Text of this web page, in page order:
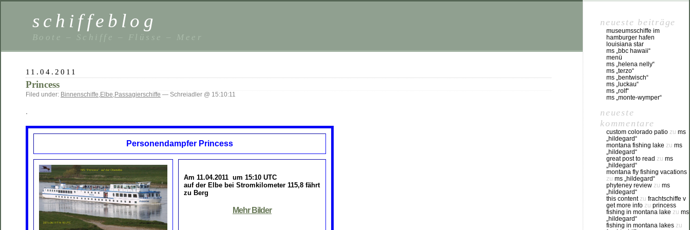
schiffeblog
Boote – Schiffe – Flüsse – Meer
11.04.2011
Princess
Filed under: Binnenschiffe,Elbe,Passagierschiffe — Schreiadler @ 15:10:11
.
Personendampfer Princess
Am 11.04.2011 um 15:10 UTC
auf der Elbe bei Stromkilometer 115,8 fährt
zu Berg
Mehr Bilder
neueste beiträge
museumsschiffe im
hamburger hafen
louisiana star
ms „bbc hawaii“
menü
ms „helena nelly“
ms „terzo“
ms „bentwisch“
ms „luckau“
ms „rolf“
ms „monte-wymper“
neueste
kommentare
custom colorado patio zu ms
„hildegard“
montana fishing lake zu ms
„hildegard“
great post to read zu ms
„hildegard“
montana fly fishing vacations
zu ms „hildegard“
phyteney review zu ms
„hildegard“
this contentzu frachtschiffe v
get more info zu princess
fishing in montana lake zu ms
„hildegard“
fishing in montana lakes zu